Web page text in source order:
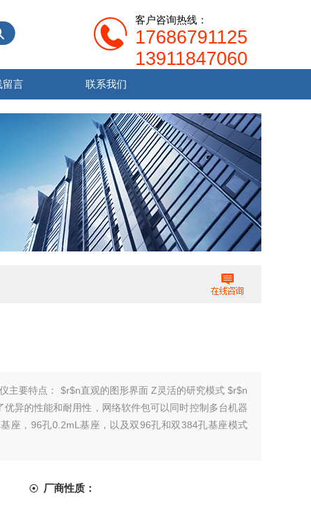
客户咨询热线：
17686791125
13911847060
留言 联系我们
主要特点： $r$n直观的图形界面 Z灵活的研究模式 $r$n
异的性能和耐用性，网络软件包可以同时控制多台机器
座，96孔0.2mL基座，以及双96孔和双384孔基座模式
厂商性质：